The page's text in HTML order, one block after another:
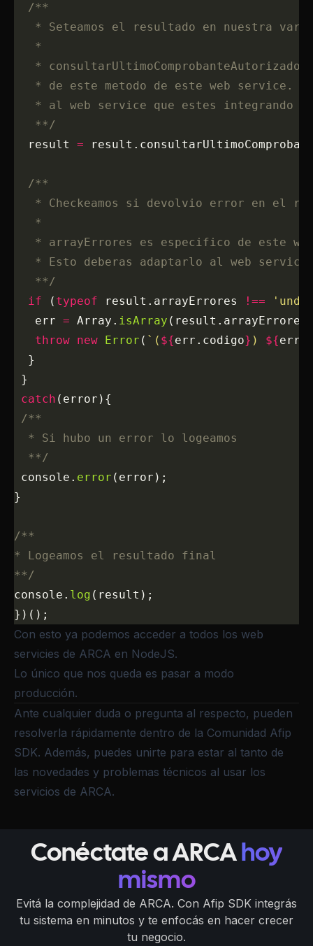
  /**
* Seteamos el resultado en nuestra
   *
*
* de este metodo de este web service.
   * al web service que estes integrando
   **/
  result
=
  /**
* Checkeamos si devolvio error en el
   *
* arrayErrores es especifico de este
* Esto deberas adaptarlo al web
   **/
  if
( typeof result.arrayErrores !==
   err
= Array. isArray
   throw
new Error ( `( ${err.codigo} ) ${
  }
}
catch (error){
/**
  * Si hubo un error lo logeamos
  **/
console. error (error);
}
/**
* Logeamos el resultado final
**/
console. log (result);
})();
Con esto ya podemos acceder a todos los web
servicies de ARCA en NodeJS.
Lo único que nos queda es pasar a modo
producción.
Ante cualquier duda o pregunta al respecto, pueden
resolverla rápidamente dentro de la Comunidad Afip
SDK. Además, puedes unirte para estar al tanto de
las novedades y problemas técnicos al usar los
servicios de ARCA.
Conéctate a ARCA hoy
mismo
Evitá la complejidad de ARCA. Con Afip SDK integrás
tu sistema en minutos y te enfocás en hacer crecer
tu negocio.